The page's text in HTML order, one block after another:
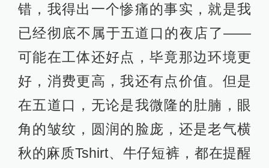
错，我得出一个惨痛的事实，就是我
已经彻底不属于五道口的夜店了——
可能在工体还好点，毕竟那边环境更
好，消费更高，我还有点价值。但是
在五道口，无论是我微隆的肚腩，眼
角的皱纹，圆润的脸庞，还是老气横
秋的麻质Tshirt、牛仔短裤，都在提醒